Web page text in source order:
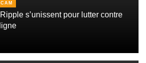
s’unissent pour lutter contre